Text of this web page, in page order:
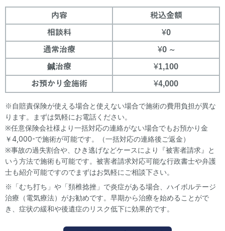
内容
税込金額
相談料
¥0
通常治療
¥0 ~
鍼治療
¥1,100
お預かり金施術
¥4,000
※自賠責保険が使える場合と使えない場合で施術の費用負担が異な
ります。まずは気軽にお電話ください。
※任意保険会社様より一括対応の連絡がない場合でもお預かり金
￥4,000-で施術が可能です。（一括対応の連絡後ご返金）
※事故の過失割合や、ひき逃げなどケースにより『被害者請求』と
いう方法で施術も可能です。被害者請求対応可能な行政書士や弁護
士も紹介可能ですのでまずはお気軽にご相談下さい。
※「むち打ち」や「頚椎捻挫」で炎症がある場合、ハイボルテージ
治療（電気療法）がお勧めです。早期から治療を始めることがで
き、症状の緩和や後遺症のリスク低下に効果的です。